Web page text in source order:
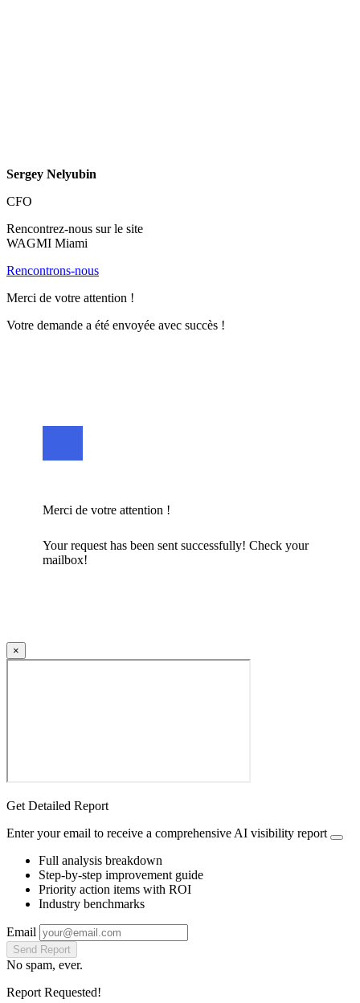
Sergey Nelyubin
CFO
Rencontrez-nous sur le site
WAGMI Miami
Rencontrons-nous
Merci de votre attention !
Votre demande a été envoyée avec succès !
Merci de votre attention !
Your request has been sent successfully! Check your
mailbox!
×
Get Detailed Report
Enter your email to receive a comprehensive AI visibility report
Full analysis breakdown
Step-by-step improvement guide
Priority action items with ROI
Industry benchmarks
Email
Send Report
No spam, ever.
Report Requested!